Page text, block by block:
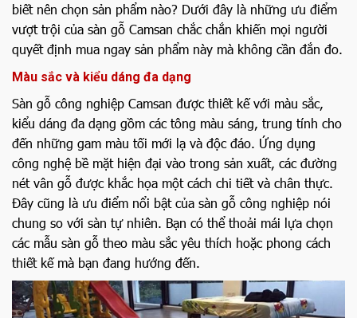
biết nên chọn sản phẩm nào? Dưới đây là những ưu điểm
vượt trội của sàn gỗ Camsan chắc chắn khiến mọi người
quyết định mua ngay sản phẩm này mà không cần đắn đo.
Màu sắc và kiểu dáng đa dạng
Sàn gỗ công nghiệp Camsan được thiết kế với màu sắc,
kiểu dáng đa dạng gồm các tông màu sáng, trung tính cho
đến những gam màu tối mới lạ và độc đáo. Ứng dụng
công nghệ bề mặt hiện đại vào trong sản xuất, các đường
nét vân gỗ được khắc họa một cách chi tiết và chân thực.
Đây cũng là ưu điểm nổi bật của sàn gỗ công nghiệp nói
chung so với sàn tự nhiên. Bạn có thể thoải mái lựa chọn
các mẫu sàn gỗ theo màu sắc yêu thích hoặc phong cách
thiết kế mà bạn đang hướng đến.